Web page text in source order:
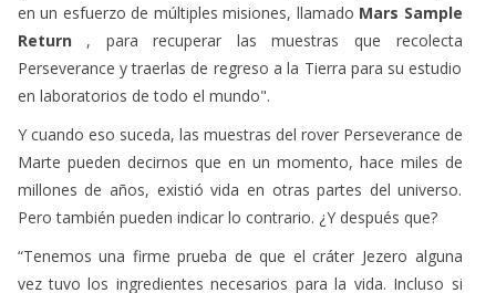
en un esfuerzo de múltiples misiones, llamado Mars Sample
Return, para recuperar las muestras que recolecta
Perseverance y traerlas de regreso a la Tierra para su estudio
en laboratorios de todo el mundo".
Y cuando eso suceda, las muestras del rover Perseverance de
Marte pueden decirnos que en un momento, hace miles de
millones de años, existió vida en otras partes del universo.
Pero también pueden indicar lo contrario. ¿Y después que?
“Tenemos una firme prueba de que el cráter Jezero alguna
vez tuvo los ingredientes necesarios para la vida. Incluso si